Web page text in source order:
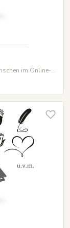
im Online-